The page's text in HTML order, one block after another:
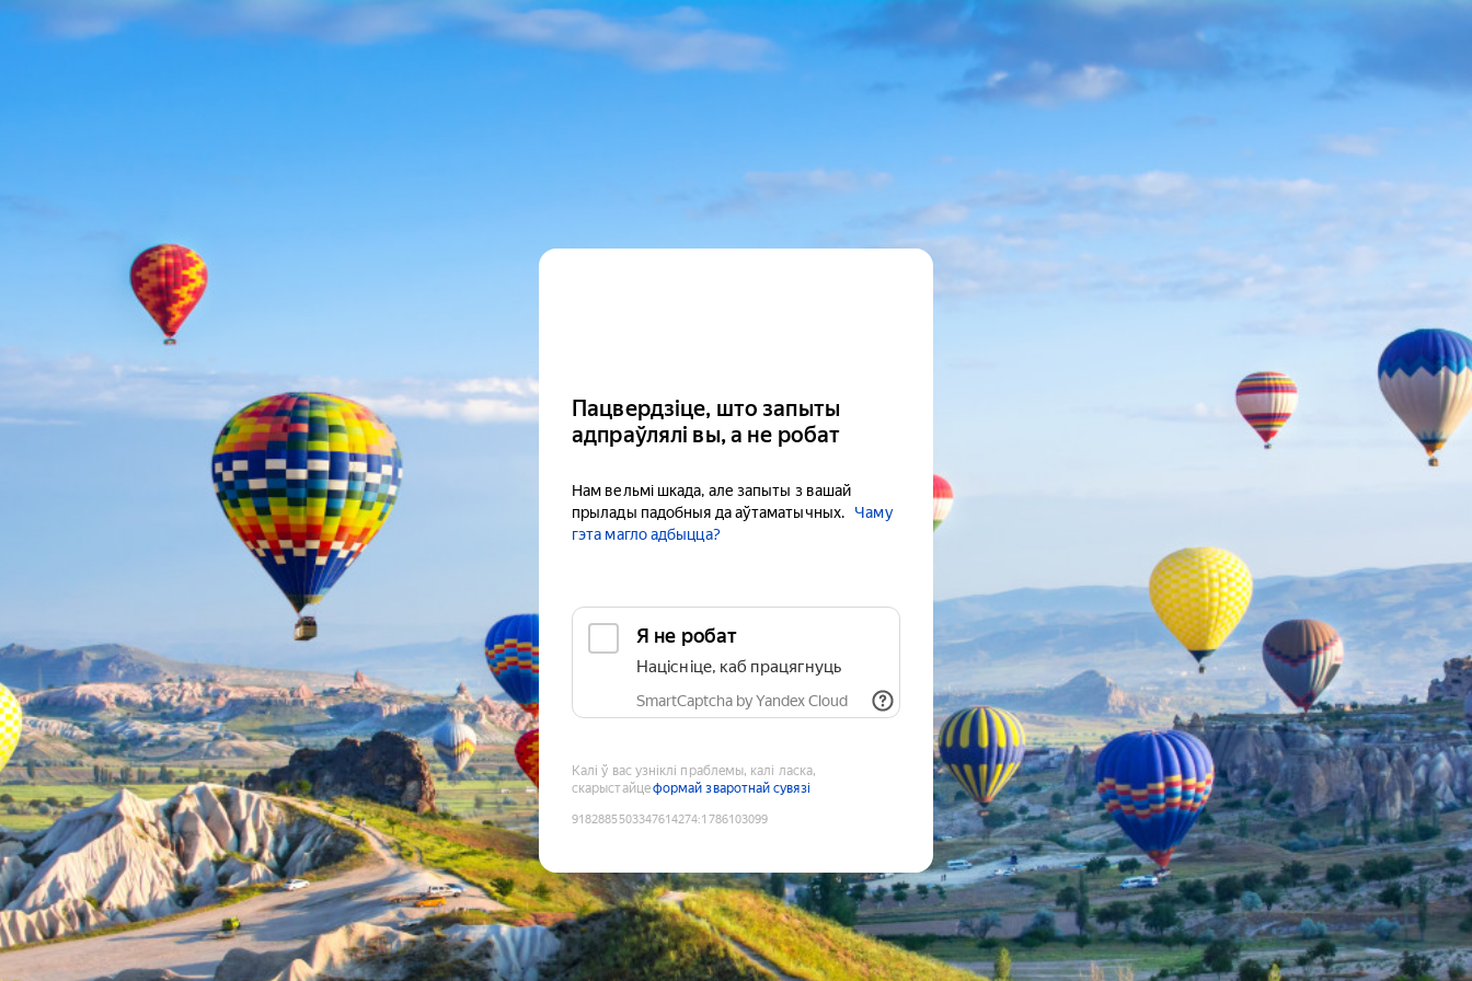
Пацвердзіце, што запыты
адпраўлялі вы, а не робат
Нам вельмі шкада, але запыты з вашай
прылады падобныя да аўтаматычных.
Чаму
гэта магло адбыцца?
Я не робат
Націсніце, каб працягнуць
SmartCaptcha by Yandex Cloud
Калі ў вас узніклі праблемы, калі ласка,
скарыстайцеформай зваротнай сувязі
9182885503347614274:1786103099